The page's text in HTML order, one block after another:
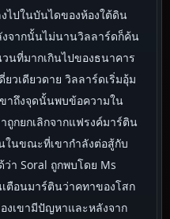
ไปในบันไดของห้องใต้ดิน
งจากนั้นไม่นานวิลลาร์ดก็ค้น
นที่มากเกินไปของธนาคาร
วเดียวดาย วิลลาร์ดเริ่มอุ้ม
าถึงจุดนั้นพบข้อความใน
ถูกยกเลิกจากแฟรงค์มาร์ติน
ในขณะที่เขากำลังต่อสู้กับ
า Soral ถูกพบโดย Ms
เตือนมาร์ตินว่าคทาของโสก
งเขามีปัญหาและหลังจาก